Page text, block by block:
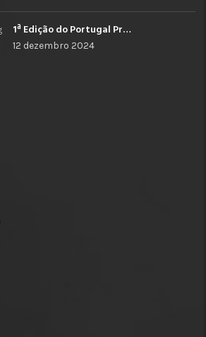
1ª Edição do Portugal Print
12 dezembro 2024